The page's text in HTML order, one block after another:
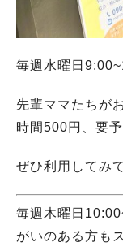
毎週水曜日
先輩ママたちが
時間500円、要予
ぜひ利用してみ
毎週木曜日
がいのある方も